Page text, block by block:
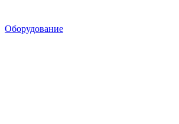
Оборудование